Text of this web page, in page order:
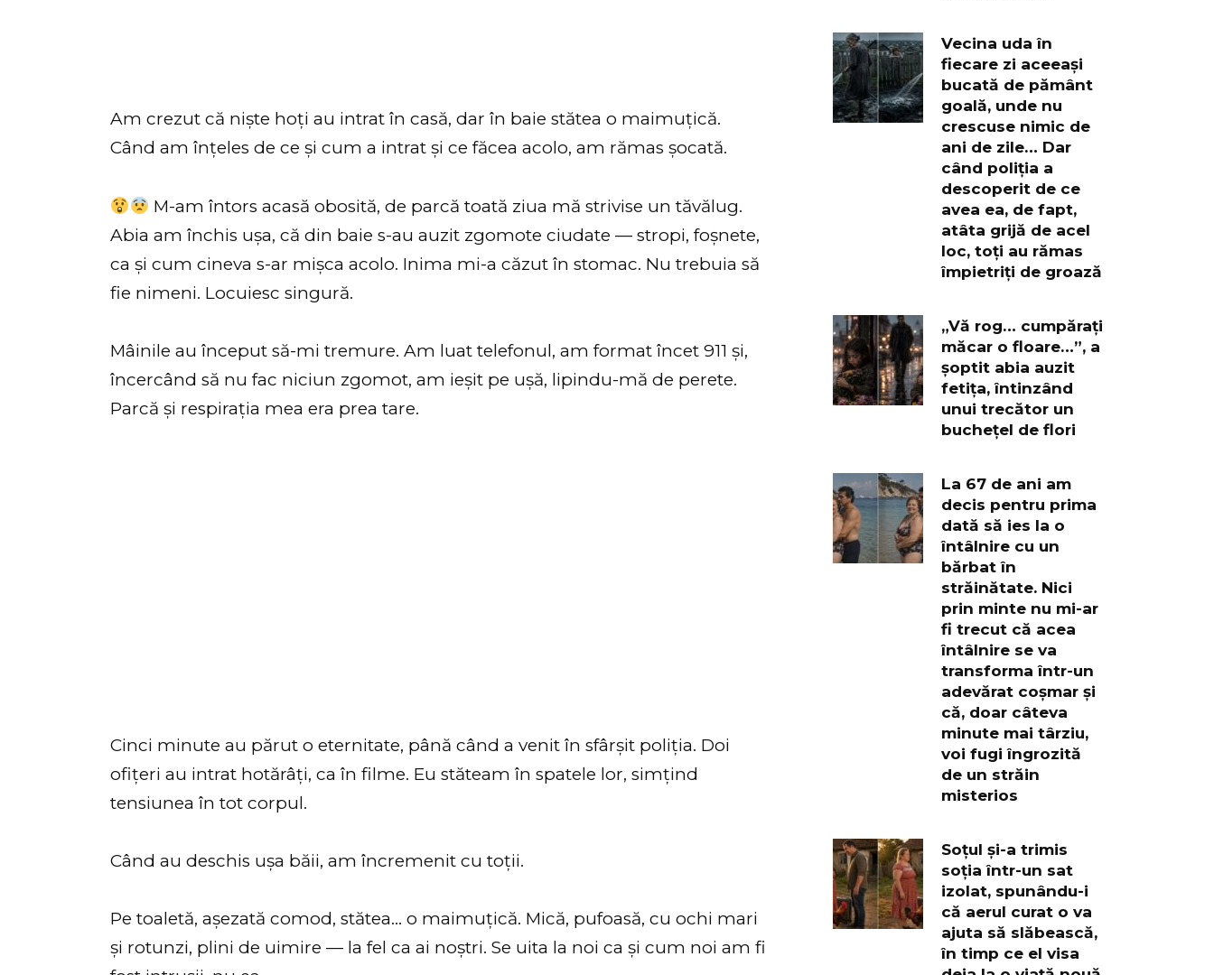
Am crezut că niște hoți au intrat în casă, dar în baie stătea o maimuțică.
Când am înțeles de ce și cum a intrat și ce făcea acolo, am rămas șocată.
M-am întors acasă obosită, de parcă toată ziua mă strivise un tăvălug.
Abia am închis ușa, că din baie s-au auzit zgomote ciudate — stropi, foșnete,
ca și cum cineva s-ar mișca acolo. Inima mi-a căzut în stomac. Nu trebuia să
fie nimeni. Locuiesc singură.
Mâinile au început să-mi tremure. Am luat telefonul, am format încet 911 și,
încercând să nu fac niciun zgomot, am ieșit pe ușă, lipindu-mă de perete.
Parcă și respirația mea era prea tare.
Cinci minute au părut o eternitate, până când a venit în sfârșit poliția. Doi
ofițeri au intrat hotărâți, ca în filme. Eu stăteam în spatele lor, simțind
tensiunea în tot corpul.
Când au deschis ușa băii, am încremenit cu toții.
Pe toaletă, așezată comod, stătea… o maimuțică. Mică, pufoasă, cu ochi mari
și rotunzi, plini de uimire — la fel ca ai noștri. Se uita la noi ca și cum noi am fi
Vecina uda în
fiecare zi aceeași
bucată de pământ
goală, unde nu
crescuse nimic de
ani de zile… Dar
când poliția a
descoperit de ce
avea ea, de fapt,
atâta grijă de acel
loc, toți au rămas
împietriți de groază
„Vă rog… cumpărați
măcar o floare…”, a
șoptit abia auzit
fetița, întinzând
unui trecător un
buchețel de flori
La 67 de ani am
decis pentru prima
dată să ies la o
întâlnire cu un
bărbat în
străinătate. Nici
prin minte nu mi-ar
fi trecut că acea
întâlnire se va
transforma într-un
adevărat coșmar și
că, doar câteva
minute mai târziu,
voi fugi îngrozită
de un străin
misterios
Soțul și-a trimis
soția într-un sat
izolat, spunându-i
că aerul curat o va
ajuta să slăbească,
în timp ce el visa